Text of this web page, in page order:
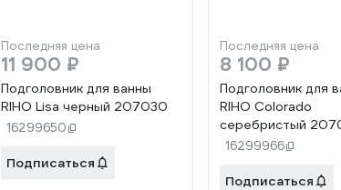
Последняя цена
11 900 ₽
Подголовник для ванны
RIHO Lisa черный 207030
16299650
Подписаться
Последняя цена
8 100 ₽
Подголовник для
RIHO Colorado
серебристый
16299966
Подписаться